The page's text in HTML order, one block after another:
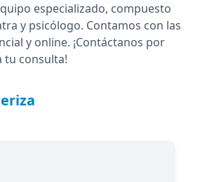
especializado, compuesto
y psicólogo. Contamos con las
y online. ¡Contáctanos por
tu consulta!